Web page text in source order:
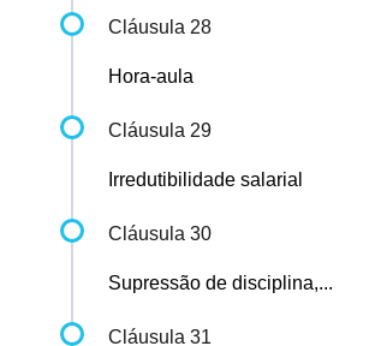
Cláusula 28
Hora-aula
Cláusula 29
Irredutibilidade salarial
Cláusula 30
Supressão de disciplina,...
Cláusula 31